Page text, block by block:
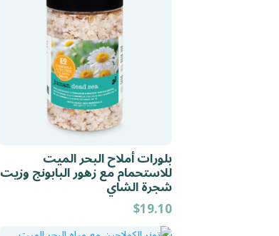
بلورات أملاح البحر الميت
للاستحمام مع زهور البابونج وزيت
شجرة الشاي
$19.10